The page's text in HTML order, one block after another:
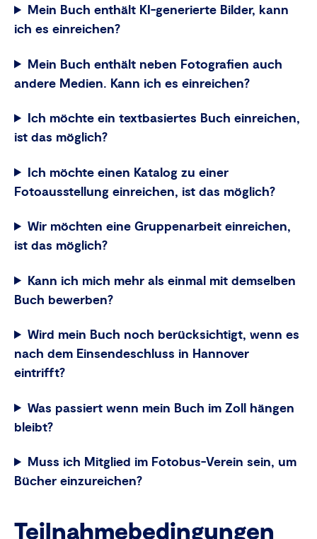
Mein Buch enthält KI-generierte Bilder, kann
ich es einreichen?
Mein Buch enthält neben Fotografien auch
andere Medien. Kann ich es einreichen?
Ich möchte ein textbasiertes Buch einreichen,
ist das möglich?
Ich möchte einen Katalog zu einer
Fotoausstellung einreichen, ist das möglich?
Wir möchten eine Gruppenarbeit einreichen,
ist das möglich?
Kann ich mich mehr als einmal mit demselben
Buch bewerben?
Wird mein Buch noch berücksichtigt, wenn es
nach dem Einsendeschluss in Hannover
eintrifft?
Was passiert wenn mein Buch im Zoll hängen
bleibt?
Muss ich Mitglied im Fotobus-Verein sein, um
Bücher einzureichen?
Teilnahmebedingungen